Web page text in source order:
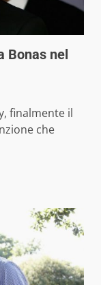
Bonas nel
finalmente il
che